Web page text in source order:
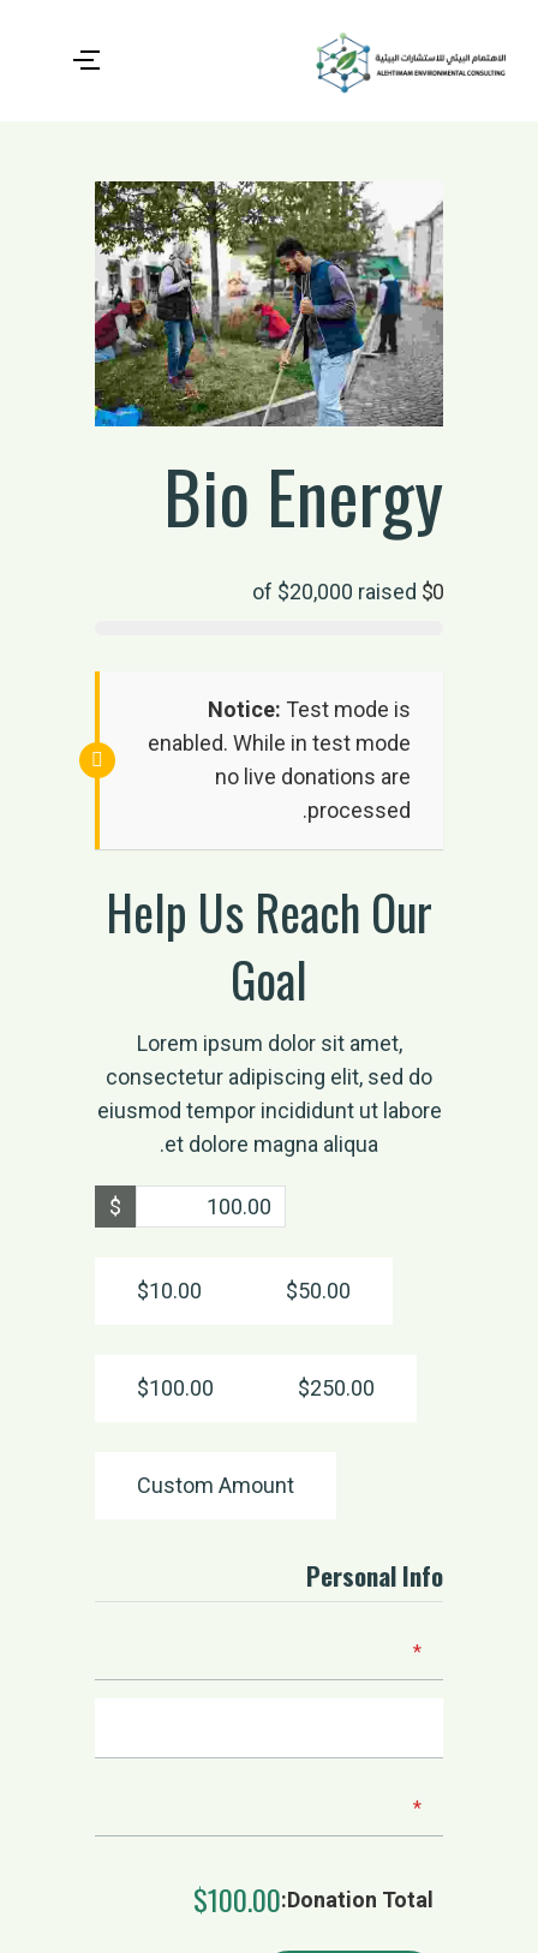
Bio Energy
$0
$20,000 raised
Notice: Test mode is
enabled. While in test mode
no live donations are
processed.
Help Us Reach Our
Goal
Lorem ipsum dolor sit amet,
consectetur adipiscing elit, sed do
eiusmod tempor incididunt ut labore
et dolore magna aliqua.
$
$10.00 $50.00
$100.00 $250.00
Custom Amount
Personal Info
Donation Total:
$100.00